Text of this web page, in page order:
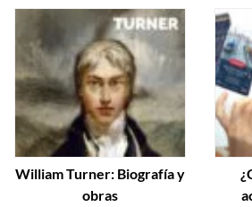
William Turner: Biografía y
obras